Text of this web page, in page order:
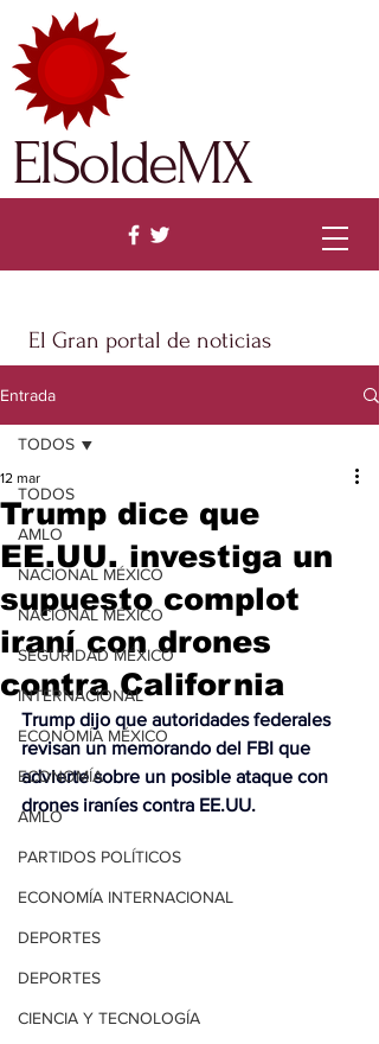
El Gran portal de noticias
ElSoldeMX
Entrada
TODOS
AMLO
NACIONAL MÉXICO
NACIONAL MÉXICO
SEGURIDAD MÉXICO
INTERNACIONAL
ECONOMÍA MÉXICO
ECONOMÍA
AMLO
PARTIDOS POLÍTICOS
ECONOMÍA INTERNACIONAL
DEPORTES
DEPORTES
CIENCIA Y TECNOLOGÍA
TODOS
Trump dice que
EE.UU. investiga un
supuesto complot
iraní con drones
contra California
12 mar
Trump dijo que autoridades federales
revisan un memorando del FBI que
advierte sobre un posible ataque con
drones iraníes contra EE.UU.